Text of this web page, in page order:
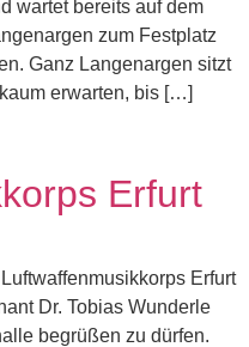
wartet bereits auf dem
zum Festplatz
Ganz Langenargen sitzt
erwarten, bis […]
Erfurt
Erfurt
Dr. Tobias Wunderle
begrüßen zu dürfen.